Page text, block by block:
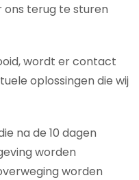
terug te sturen
wordt er contact
oplossingen die wij
na de 10 dagen
worden
worden